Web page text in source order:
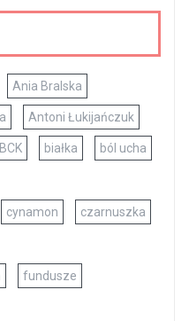
Ania Bralska
Antoni Łukijańczuk
BCK białka ból ucha
cynamon czarnuszka
fundusze